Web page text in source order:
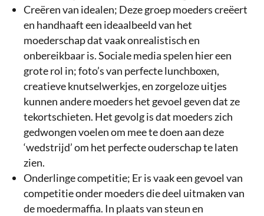
Creëren van idealen; Deze groep moeders creëert
en handhaaft een ideaalbeeld van het
moederschap dat vaak onrealistisch en
onbereikbaar is. Sociale media spelen hier een
grote rol in; foto’s van perfecte lunchboxen,
creatieve knutselwerkjes, en zorgeloze uitjes
kunnen andere moeders het gevoel geven dat ze
tekortschieten. Het gevolg is dat moeders zich
gedwongen voelen om mee te doen aan deze
‘wedstrijd’ om het perfecte ouderschap te laten
zien.
Onderlinge competitie; Er is vaak een gevoel van
competitie onder moeders die deel uitmaken van
de moedermaffia. In plaats van steun en